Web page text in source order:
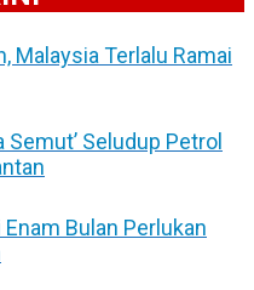
Malaysia Terlalu Ramai
Semut’ Seludup Petrol
Bulan Perlukan